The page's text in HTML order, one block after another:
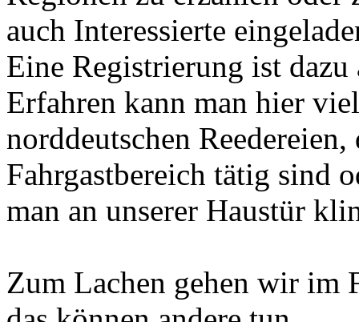
auch Interessierte
Eine Registrierung ist
Erfahren kann man hier
norddeutschen
Fahrgastbereich tätig sind
man an unserer Haustür
Zum Lachen gehen wir im